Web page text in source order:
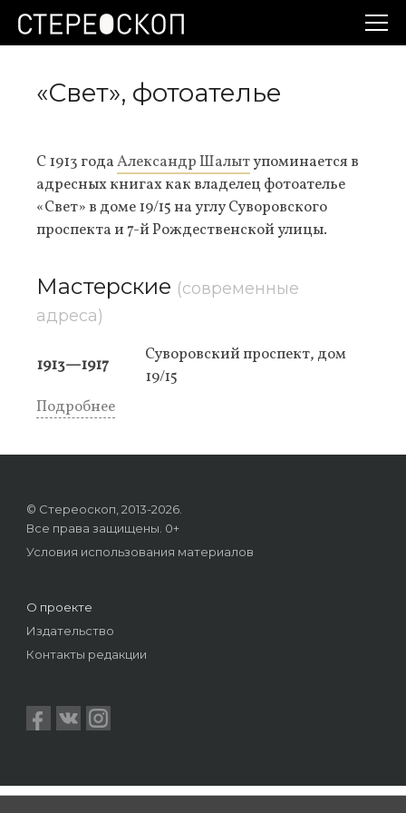
«Свет», фотоателье
С 1913 годаАлександр Шалытупоминается в
адресных книгах как владелец фотоателье
«Свет» в доме 19/15 на углу Суворовского
проспекта и 7-й Рождественской улицы.
Мастерские (современные
адреса)
1913—1917
Суворовский проспект, дом
19/15
Подробнее
© Стереоскоп, 2013-2026.
Все права защищены. 0+
Условия использования материалов
О проекте
Издательство
Контакты редакции